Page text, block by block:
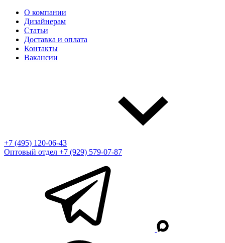
О компании
Дизайнерам
Статьи
Доставка и оплата
Контакты
Вакансии
+7 (495) 120-06-43
Оптовый отдел +7 (929) 579-07-87